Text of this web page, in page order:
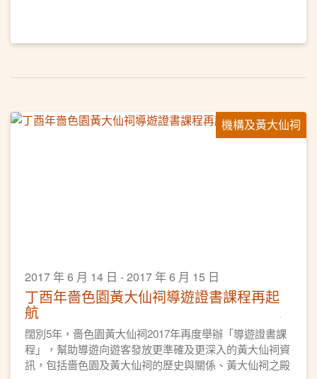
機構及黃大仙祠
2017 年 6 月 14 日 - 2017 年 6 月 15 日
丁酉年嗇色園黃大仙祠導遊證書課程再起
航
闊別5年，嗇色園黃大仙祠2017年再度舉辦「導遊證書課
程」，幫助導遊向遊客發放更準確及更深入的黃大仙祠資
訊，包括嗇色園及黃大仙祠的歷史與關係、黃大仙祠之殿